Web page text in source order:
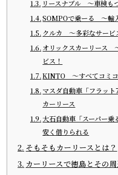
リースナブル ～車検も
SOMPOで乗ーる ～輸
クルカ ～多彩なサービ
オリックスカーリース
ビス！
KINTO ～すべてコミコ
マスダ自動車「フラッ
カーリース
大石自動車「スーパー
安く借りられる
そもそもカーリースとは？
カーリースで徳島とその